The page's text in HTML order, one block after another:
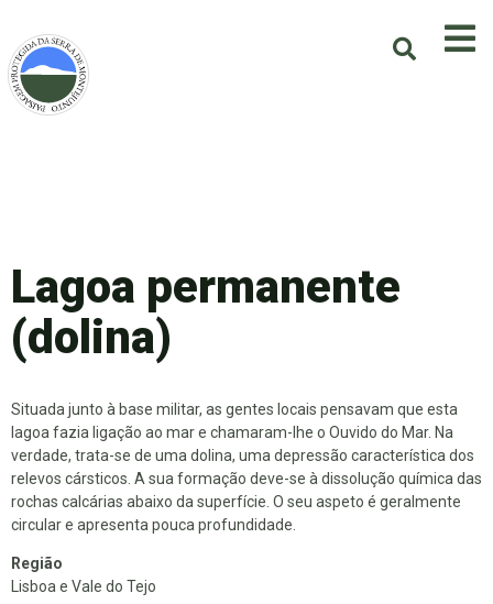
Lagoa permanente
(dolina)
Situada junto à base militar, as gentes locais pensavam que esta
lagoa fazia ligação ao mar e chamaram-lhe o Ouvido do Mar. Na
verdade, trata-se de uma dolina, uma depressão característica dos
relevos cársticos. A sua formação deve-se à dissolução química das
rochas calcárias abaixo da superfície. O seu aspeto é geralmente
circular e apresenta pouca profundidade.
Região
Lisboa e Vale do Tejo